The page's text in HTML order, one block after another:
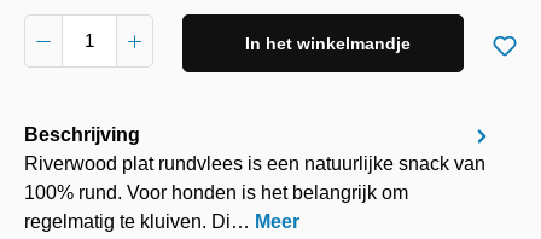
In het winkelmandje
Beschrijving
Riverwood plat rundvlees is een natuurlijke snack van
100% rund. Voor honden is het belangrijk om
regelmatig te kluiven. Di… Meer